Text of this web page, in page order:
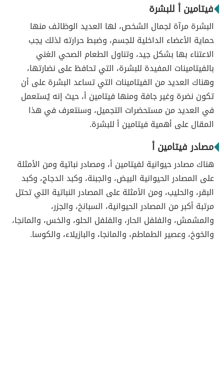
فيتامين أ للبشرة
البشرة مرآة لجمال الشخص، لها العديد الوظائف منها
حماية الأعضاء الداخلية للجسم، وضبط حرارته لذلك يجب
الاعتناء بها بشكل جيد، وتناول الطعام الصحي الغني
بالفيتامينات المفيدة للبشرة، التي تحافظ على نضارتها،
وهناك العديد من الفيتامينات التي تساعد البشرة على أن
تكون نضرة وغير جافة ومنها فيتامين أ، حيث إنه يُستعمل
في العديد من مستحضرات التجميل، وسنتعرف في هذا
المقال على أهمية فيتامين أ للبشرة.
مصادر فيتامين أ
هناك مصادر حيوانية لفيتامين أ، ومصادر نباتية ومن الأمثلة
على المصادر الحيوانية البيض، والجبنة، وكبد الدجاج، وكبد
البقر، والحليب، ومن الأمثلة على المصادر النباتية التي تحتل
مرتبة أكبر من المصادر الحيوانية، السبانخ، والجزر،
والمشمش، والفلفل الحار، والفلفل الحلو، والخس، والمانجا،
والخوخ، وعصير الطماطم، والمانجا، والبازيلاء، والكوسا.